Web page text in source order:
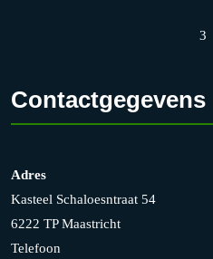
3
Contactgegevens
Adres
Kasteel Schaloesntraat 54
6222 TP Maastricht
Telefoon